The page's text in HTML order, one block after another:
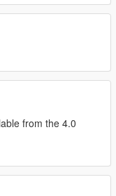
from the 4.0